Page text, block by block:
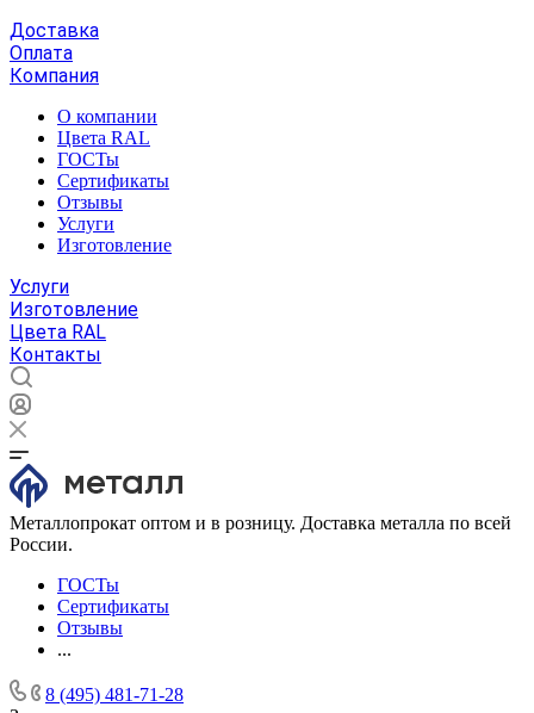
Доставка
Оплата
Компания
О компании
Цвета RAL
ГОСТы
Сертификаты
Отзывы
Услуги
Изготовление
Услуги
Изготовление
Цвета RAL
Контакты
Металлопрокат оптом и в розницу. Доставка металла по всей
России.
ГОСТы
Сертификаты
Отзывы
...
8 (495) 481-71-28